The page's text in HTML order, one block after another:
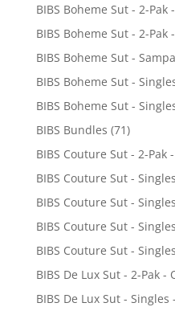
BIBS Boheme Sut - 2-Pak
BIBS Boheme Sut - 2-
BIBS Boheme Sut -
BIBS Boheme Sut -
BIBS Boheme Sut -
BIBS Bundles (71)
BIBS Couture Sut - 2-Pak
BIBS Couture Sut -
BIBS Couture Sut -
BIBS Couture Sut -
BIBS Couture Sut -
BIBS De Lux Sut - 2-Pak -
BIBS De Lux Sut -